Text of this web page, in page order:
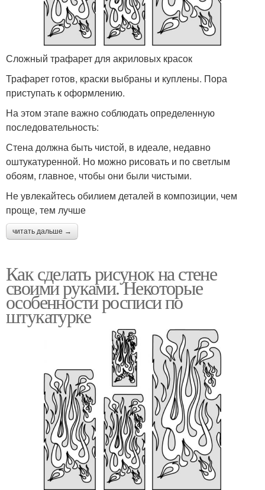
Сложный трафарет для акриловых красок
Трафарет готов, краски выбраны и куплены. Пора
приступать к оформлению.
На этом этапе важно соблюдать определенную
последовательность:
Стена должна быть чистой, в идеале, недавно
оштукатуренной. Но можно рисовать и по светлым
обоям, главное, чтобы они были чистыми.
Не увлекайтесь обилием деталей в композиции, чем
проще, тем лучше
читать дальше →
Как сделать рисунок на стене
своими руками. Некоторые
особенности росписи по
штукатурке